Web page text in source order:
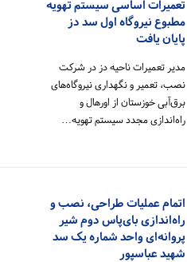
اساسی سیستم تهویه
نیروگاه اول سد دز
یافت
تعمیرات ناحیه دز در شرکت
تعمیر و نگهداری نیروگاه‌های
خوزستان از اورهال و
مجدد سیستم تهویه…
عملیات طراحی، نصب و
بای‌پاس دوم شیر
واحد شماره یک سد
عباسپور